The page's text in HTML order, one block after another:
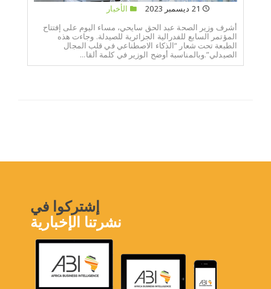
الأخبار
أشرف وزير الصحة عبد الحق سايحي، مساء اليوم على إفتتاح
المؤتمر السابع للفدرالية الجزائرية للصيدلة. وجاءت هذه
الطبعة تحت شعار “الذكاء الاصطناعي في قلب المجال
الصيدلي”.وبالمناسبة أوضح الوزير في كلمة ألقا...
إشتركوا في
نشرتنا الإخبارية